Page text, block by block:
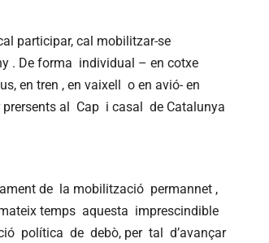
participar, cal mobilitzar-se
. De forma individual – en cotxe
en tren , en vaixell o en avió- en
al Cap i casal de Catalunya
de la mobilització permannet ,
temps aquesta imprescindible
política de debò, per tal d’avançar